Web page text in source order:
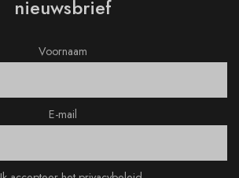
nieuwsbrief
Voornaam
E-mail